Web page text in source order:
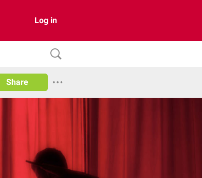
Log in
Share